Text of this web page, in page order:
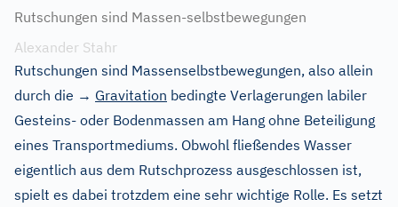
Rutschungen sind Massen-selbstbewegungen
Alexander Stahr
Rutschungen sind Massenselbstbewegungen, also allein
durch die → Gravitation bedingte Verlagerungen labiler
Gesteins- oder Bodenmassen am Hang ohne Beteiligung
eines Transportmediums. Obwohl fließendes Wasser
eigentlich aus dem Rutschprozess ausgeschlossen ist,
spielt es dabei trotzdem eine sehr wichtige Rolle. Es setzt